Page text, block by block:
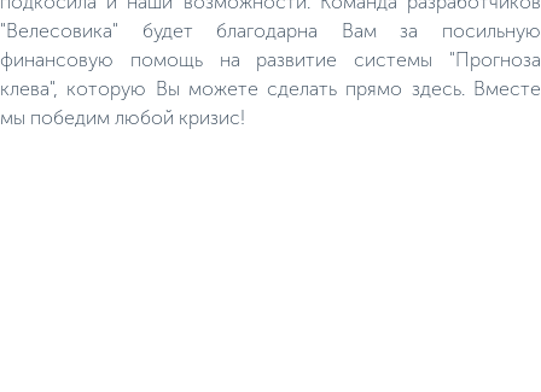
"Велесовика" будет благодарна Вам за посильную
финансовую помощь на развитие системы "Прогноза
клева", которую Вы можете сделать прямо здесь. Вместе
мы победим любой кризис!